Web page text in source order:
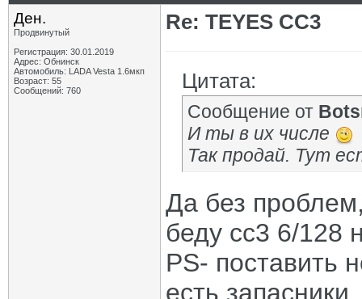
Ден.
Продвинутый
Регистрация: 30.01.2019
Адрес: Обнинск
Автомобиль: LADA Vesta 1.6мкп
Возраст: 55
Сообщений: 760
Re: TEYES CC3
Цитата:
Сообщение от
И ты в их числе
Так продай. Тут
Да без
беду сс3 6/128
PS- поставить
есть